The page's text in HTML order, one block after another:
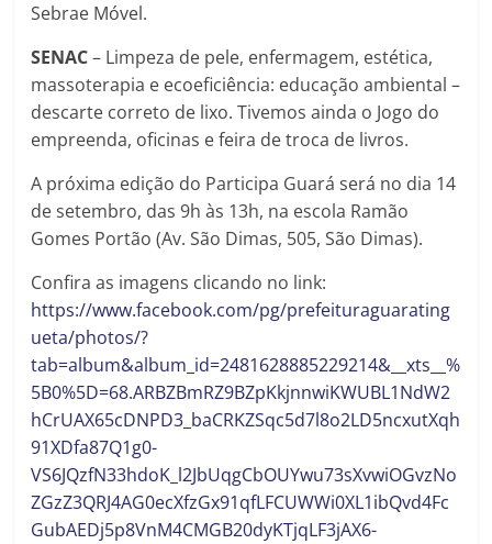
Sebrae Móvel.
SENAC– Limpeza de pele, enfermagem, estética,
massoterapia e ecoeficiência: educação ambiental –
descarte correto de lixo. Tivemos ainda o Jogo do
empreenda, oficinas e feira de troca de livros.
A próxima edição do Participa Guará será no dia 14
de setembro, das 9h às 13h, na escola Ramão
Gomes Portão (Av. São Dimas, 505, São Dimas).
Confira as imagens clicando no link:
https://www.facebook.com/pg/prefeituraguarating
ueta/photos/?
tab=album&album_id=2481628885229214&__xts__%
5B0%5D=68.ARBZBmRZ9BZpKkjnnwiKWUBL1NdW2
hCrUAX65cDNPD3_baCRKZSqc5d7l8o2LD5ncxutXqh
91XDfa87Q1g0-
VS6JQzfN33hdoK_l2JbUqgCbOUYwu73sXvwiOGvzNo
ZGzZ3QRJ4AG0ecXfzGx91qfLFCUWWi0XL1ibQvd4Fc
GubAEDj5p8VnM4CMGB20dyKTjqLF3jAX6-